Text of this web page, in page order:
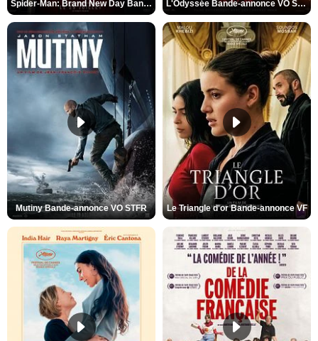
Spider-Man: Brand New Day Bande-annonce VO STFR L'Odyssée Bande-annonce VO STFR
Mutiny Bande-annonce VO STFR Le Triangle d'or Bande-annonce VF